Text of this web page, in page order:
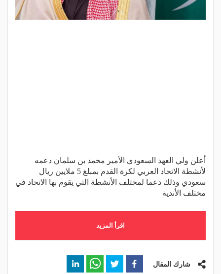
أعلن ولي العهد السعودي الأمير محمد بن سلمان دعمه
لأنشطة الاتحاد العربي لكرة القدم بمبلغ 5 ملايين ريال
سعودي وذلك دعما لمختلف الأنشطة التي يقوم بها الاتحاد في
مختلف الأندية
اقرأ المزيد
شارك المقال